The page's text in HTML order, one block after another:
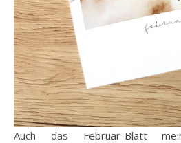
Auch das Februar-Blatt